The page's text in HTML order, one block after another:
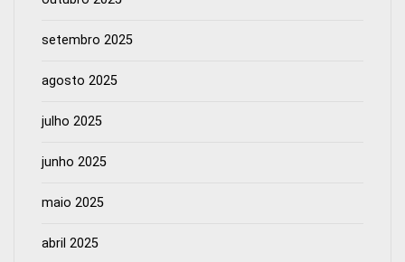
setembro 2025
agosto 2025
julho 2025
junho 2025
maio 2025
abril 2025